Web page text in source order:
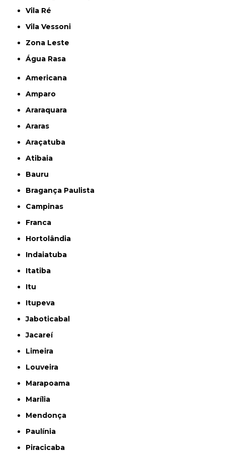
Vila Ré
Vila Vessoni
Zona Leste
Água Rasa
Americana
Amparo
Araraquara
Araras
Araçatuba
Atibaia
Bauru
Bragança Paulista
Campinas
Franca
Hortolândia
Indaiatuba
Itatiba
Itu
Itupeva
Jaboticabal
Jacareí
Limeira
Louveira
Marapoama
Marília
Mendonça
Paulínia
Piracicaba